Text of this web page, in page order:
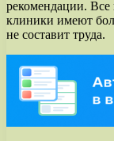
рекомендации. Все
клиники имеют
не составит труда.